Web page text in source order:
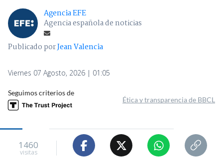
Agencia EFE
Agencia española de noticias
Publicado porJean Valencia
Viernes 07 Agosto, 2026 | 01:05
Seguimos criterios de
Ética y transparencia de BBCL
1460
visitas